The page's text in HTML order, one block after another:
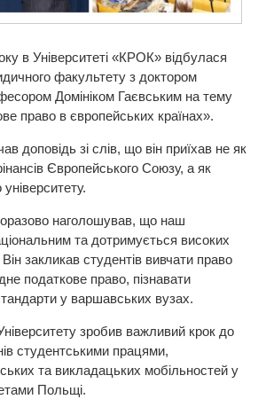
в Університеті «КРОК» відбулася
факультету з доктором
Домініком Гаєвським на тему
право в європейських країнах».
доповідь зі слів, що він приїхав не як
Європейського Союзу, а як
наголошував, що наш
та дотримується високих
закликав студентів вивчати право
податкове право, пізнавати
у варшавських вузах.
зробив важливий крок до
студентськими працями,
та викладацьких мобільностей у
Польщі.